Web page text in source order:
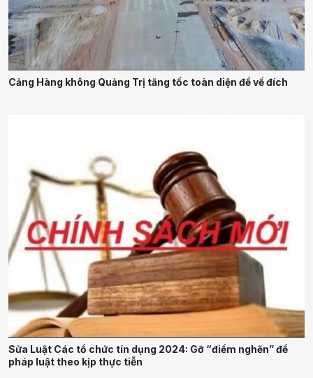
Cảng Hàng không Quảng Trị tăng tốc toàn diện để về đích
Sửa Luật Các tổ chức tín dụng 2024: Gỡ “điểm nghẽn” để
pháp luật theo kịp thực tiễn